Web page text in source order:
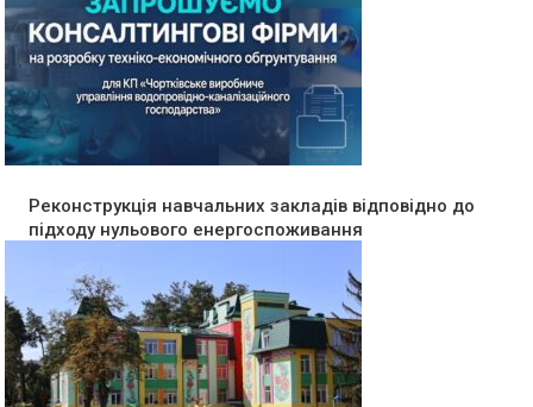
Реконструкція навчальних закладів відповідно до
підходу нульового енергоспоживання